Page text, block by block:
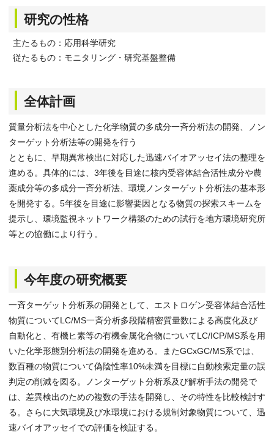
研究の性格
主たるもの：応用科学研究
従たるもの：モニタリング・研究基盤整備
全体計画
質量分析法を中心とした化学物質の多成分一斉分析法の開発、ノン
ターゲット分析法等の開発を行う
とともに、早期異常検出に対応した迅速バイオアッセイ法の整理を
進める。具体的には、3年後を目途に核内受容体結合活性成分や農
薬成分等の多成分一斉分析法、環境ノンターゲット分析法の基本形
を開発する。5年後を目途に影響要因となる物質の探索スキームを
提示し、環境監視ネットワーク構築のための試行を地方環境研究所
等との協働により行う。
今年度の研究概要
一斉ターゲット分析系の開発として、エストロゲン受容体結合活性
物質についてLC/MS一斉分析多段階精密質量数による高度化及び
自動化と、有機ヒ素等の有機金属化合物についてLC/ICP/MS系を用
いた化学形態別分析法の開発を進める。またGCxGC/MS系では、
数百種の物質について偽陰性率10%未満を目標に自動検索定量の誤
判定の削減を図る。ノンターゲット分析系及び解析手法の開発で
は、差異検出のための複数の手法を開発し、その特性を比較検討す
る。さらに大気環境及び水環境における規制対象物質について、迅
速バイオアッセイでの評価を検証する。